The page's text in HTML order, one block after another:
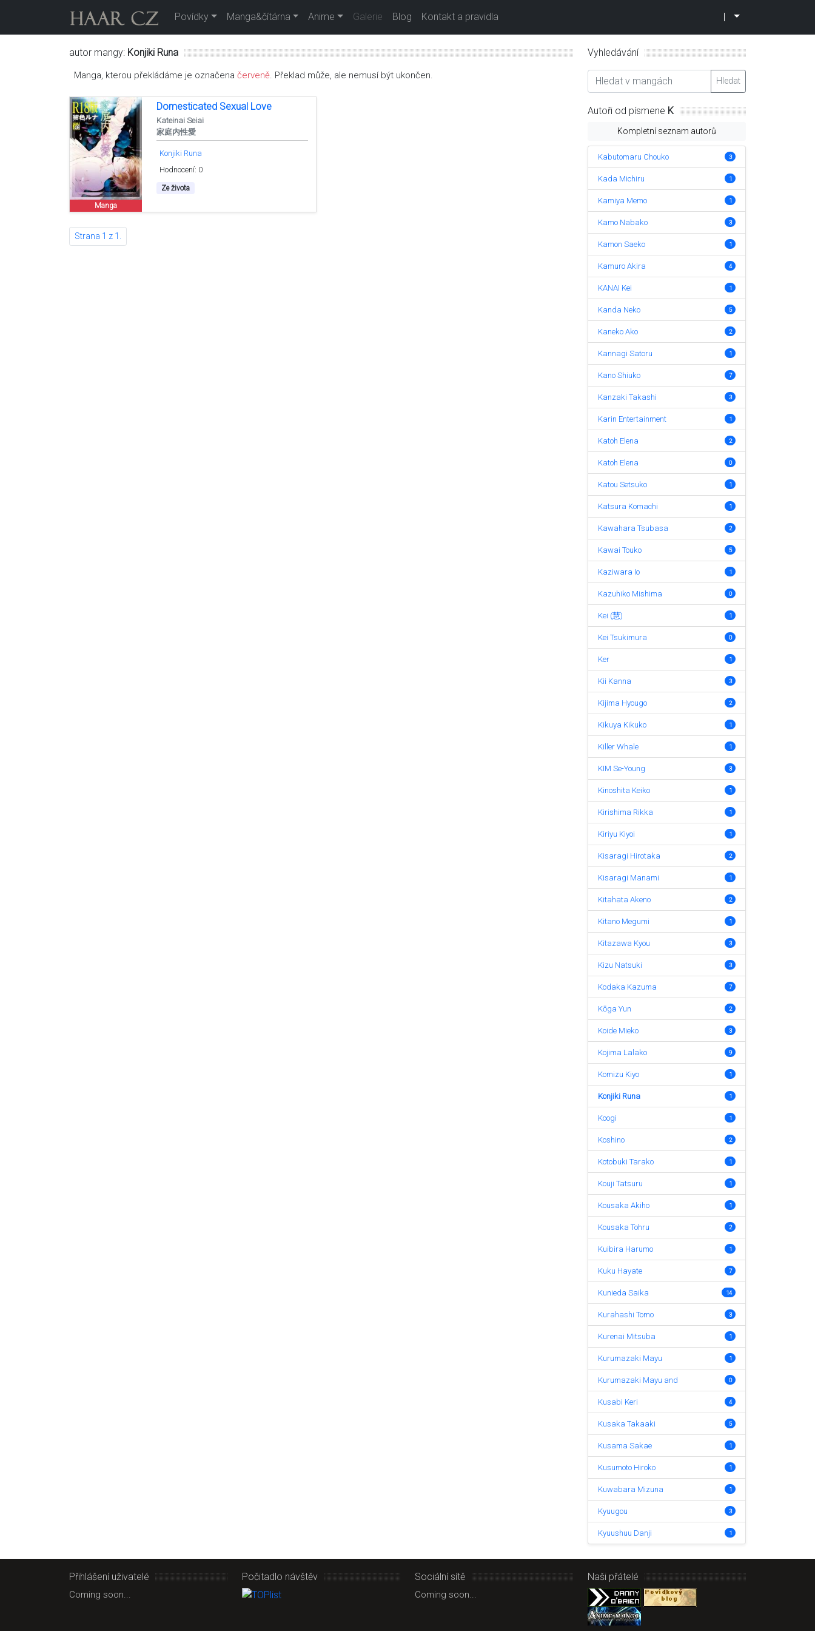
Povídky Manga&čítárna Anime Galerie Blog Kontakt a pravidla
autor mangy: Konjiki Runa
Manga, kterou překládáme je označena červeně. Překlad může, ale nemusí být ukončen.
Manga
Domesticated Sexual Love
Kateinai Seiai
家庭内性愛
Konjiki Runa
Hodnocení: 0
Ze života
Strana 1 z 1.
Vyhledávání
Hledat
Autoři od písmene K
Kompletní seznam autorů
Kabutomaru Chouko 3
Kada Michiru 1
Kamiya Memo 1
Kamo Nabako 3
Kamon Saeko 1
Kamuro Akira 4
KANAI Kei 1
Kanda Neko 5
Kaneko Ako 2
Kannagi Satoru 1
Kano Shiuko 7
Kanzaki Takashi 3
Karin Entertainment 1
Katoh Elena 2
Katoh Elena 0
Katou Setsuko 1
Katsura Komachi 1
Kawahara Tsubasa 2
Kawai Touko 5
Kaziwara Io 1
Kazuhiko Mishima 0
Kei (慧) 1
Kei Tsukimura 0
Ker 1
Kii Kanna 3
Kijima Hyougo 2
Kikuya Kikuko 1
Killer Whale 1
KIM Se-Young 3
Kinoshita Keiko 1
Kirishima Rikka 1
Kiriyu Kiyoi 1
Kisaragi Hirotaka 2
Kisaragi Manami 1
Kitahata Akeno 2
Kitano Megumi 1
Kitazawa Kyou 3
Kizu Natsuki 3
Kodaka Kazuma 7
Kōga Yun 2
Koide Mieko 3
Kojima Lalako 9
Komizu Kiyo 1
Konjiki Runa 1
Koogi 1
Koshino 2
Kotobuki Tarako 1
Kouji Tatsuru 1
Kousaka Akiho 1
Kousaka Tohru 2
Kuibira Harumo 1
Kuku Hayate 7
Kunieda Saika 14
Kurahashi Tomo 3
Kurenai Mitsuba 1
Kurumazaki Mayu 1
Kurumazaki Mayu and 0
Kusabi Keri 4
Kusaka Takaaki 5
Kusama Sakae 1
Kusumoto Hiroko 1
Kuwabara Mizuna 1
Kyuugou 3
Kyuushuu Danji 1
Přihlášení uživatelé
Coming soon...
Počitadlo návštěv Sociální sítě
Coming soon...
Naši přátelé